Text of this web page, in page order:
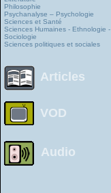
Philosophie
Psychanalyse – Psychologie
Sciences et Santé
Sciences Humaines - Ethnologie -
Sociologie
Sciences politiques et sociales
Articles
VOD
Audio